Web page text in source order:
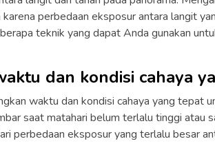
karena perbedaan eksposur antara langit
teknik yang dapat Anda gunakan
dan kondisi cahaya
waktu dan kondisi cahaya yang tepat
saat matahari belum terlalu tinggi atau
perbedaan eksposur yang terlalu besar